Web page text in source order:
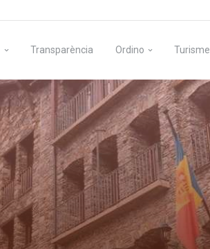
Transparència Ordino Turisme